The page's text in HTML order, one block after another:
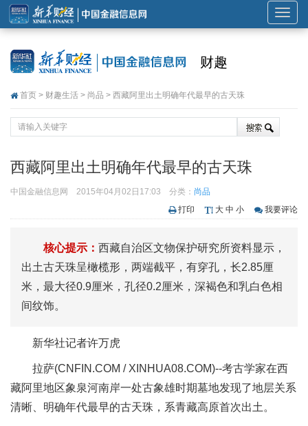
展
开
财趣
首页 > 财趣生活 > 尚品 > 西藏阿里出土明确年代最早的古天珠
西藏阿里出土明确年代最早的古天珠
中国金融信息网 2015年04月02日17:03 分类： 尚品
打印
大 中 小 我要评论
核心提示： 西藏自治区文物保护研究所资料显示，
出土古天珠呈橄榄形，两端截平，有穿孔，长2.85厘
米，最大径0.9厘米，孔径0.2厘米，深褐色和乳白色相
间纹饰。
新华社记者许万虎
拉萨(CNFIN.COM / XINHUA08.COM)--考古学家在西
藏阿里地区象泉河南岸一处古象雄时期墓地发现了地层关系
清晰、明确年代最早的古天珠，系青藏高原首次出土。